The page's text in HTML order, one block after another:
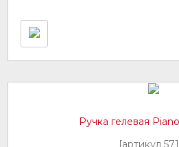
Ручка гелевая
[артикул